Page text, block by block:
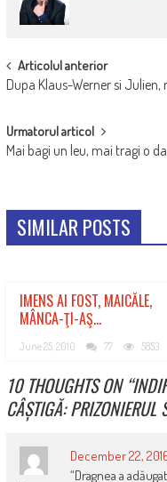
POST
NAVIGATION
Articolul anterior
Dupa Klaus-Werner si
Urmatorul articol
Mai bagi un leu, mai tragi o
SIMILAR POSTS
IMENS AI FOST, MAICĂLE,
MÂNCA-ŢI-AŞ…
June 25, 2010 77 5853
10 THOUGHTS ON “
CÂȘTIGĂ: PRIZONIERUL
December 22,
“Dragnea a